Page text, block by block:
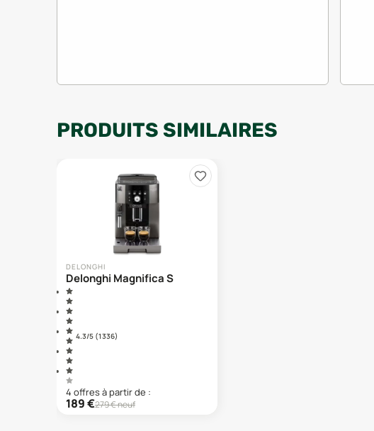
PRODUITS SIMILAIRES
DELONGHI
Delonghi Magnifica S
4.3/5 (1 336)
4 offresà partir de :
189€279€ neuf